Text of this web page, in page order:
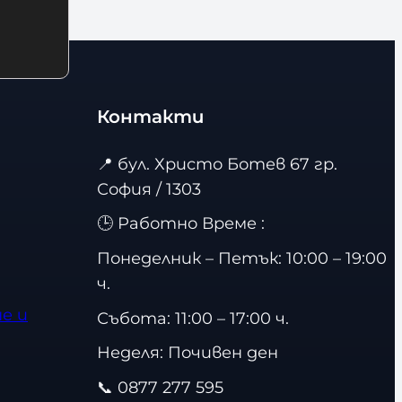
и
Контакти
📍 бул. Христо Ботев 67 гр.
София / 1303
🕒 Работно Време :
Понеделник – Петък: 10:00 – 19:00
ч.
Събота: 11:00 – 17:00 ч.
Неделя: Почивен ден
📞 0877 277 595